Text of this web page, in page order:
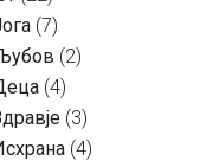
(7)
(2)
(4)
(3)
(4)